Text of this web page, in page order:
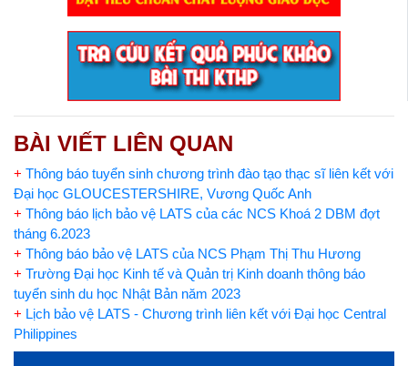
BÀI VIẾT LIÊN QUAN
+ Thông báo tuyển sinh chương trình đào tạo thạc sĩ liên kết với
Đại học GLOUCESTERSHIRE, Vương Quốc Anh
+ Thông báo lịch bảo vệ LATS của các NCS Khoá 2 DBM đợt
tháng 6.2023
+ Thông báo bảo vệ LATS của NCS Phạm Thị Thu Hương
+ Trường Đại học Kinh tế và Quản trị Kinh doanh thông báo
tuyển sinh du học Nhật Bản năm 2023
+ Lịch bảo vệ LATS - Chương trình liên kết với Đại học Central
Philippines